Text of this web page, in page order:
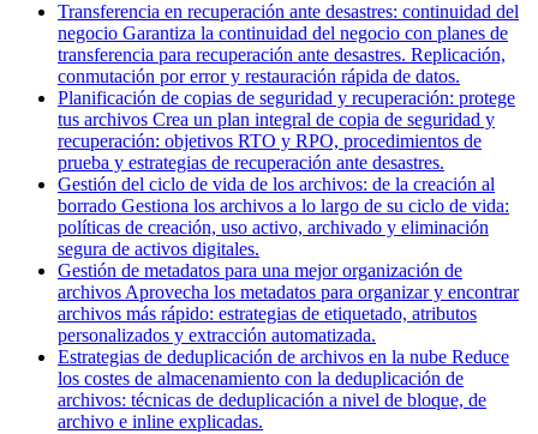
Transferencia en recuperación ante desastres: continuidad del
negocio Garantiza la continuidad del negocio con planes de
transferencia para recuperación ante desastres. Replicación,
conmutación por error y restauración rápida de datos.
Planificación de copias de seguridad y recuperación: protege
tus archivos Crea un plan integral de copia de seguridad y
recuperación: objetivos RTO y RPO, procedimientos de
prueba y estrategias de recuperación ante desastres.
Gestión del ciclo de vida de los archivos: de la creación al
borrado Gestiona los archivos a lo largo de su ciclo de vida:
políticas de creación, uso activo, archivado y eliminación
segura de activos digitales.
Gestión de metadatos para una mejor organización de
archivos Aprovecha los metadatos para organizar y encontrar
archivos más rápido: estrategias de etiquetado, atributos
personalizados y extracción automatizada.
Estrategias de deduplicación de archivos en la nube Reduce
los costes de almacenamiento con la deduplicación de
archivos: técnicas de deduplicación a nivel de bloque, de
archivo e inline explicadas.